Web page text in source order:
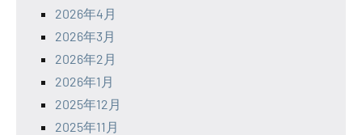
2026年4月
2026年3月
2026年2月
2026年1月
2025年12月
2025年11月